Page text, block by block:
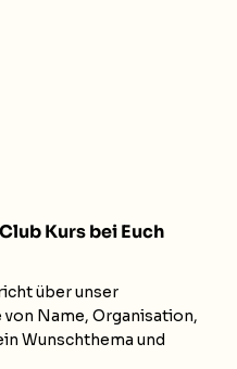
Kurs bei Euch
über unser
Name, Organisation,
Wunschthema und